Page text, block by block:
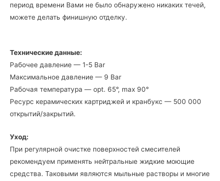
период времени Вами не было обнаружено никаких течей,
можете делать финишную отделку.
Технические данные:
Рабочее давление — 1-5 Bar
Максимальное давление — 9 Bar
Рабочая температура — opt. 65°, max 90°
Ресурс керамических картриджей и кранбукс — 500 000
открытий/закрытий.
Уход:
При регулярной очистке поверхностей смесителей
рекомендуем применять нейтральные жидкие моющие
средства. Таковыми являются мыльные растворы и многие